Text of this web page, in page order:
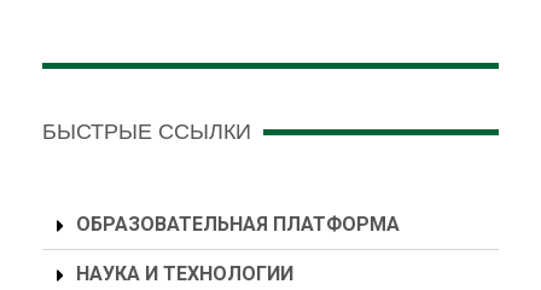
БЫСТРЫЕ ССЫЛКИ
ОБРАЗОВАТЕЛЬНАЯ ПЛАТФОРМА
НАУКА И ТЕХНОЛОГИИ